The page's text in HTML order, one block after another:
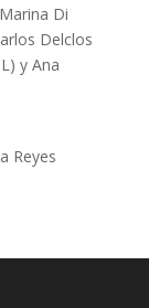
Di
Delclos
y Ana
Reyes